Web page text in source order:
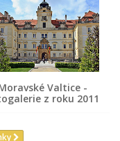
Valtice -
z roku 2011